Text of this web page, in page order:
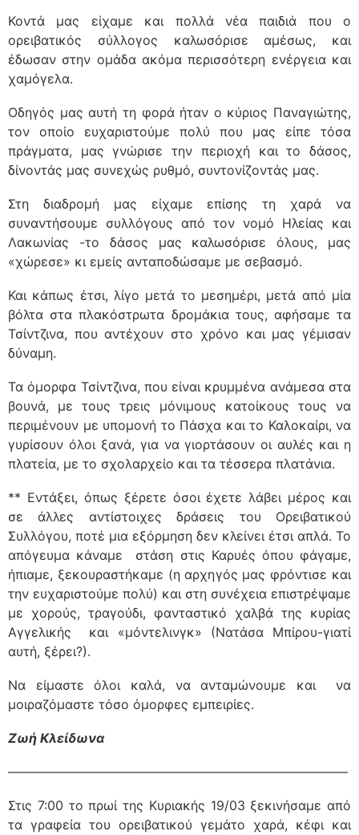
Κοντά μας είχαμε και πολλά νέα παιδιά που ο
ορειβατικός σύλλογος καλωσόρισε αμέσως, και
έδωσαν στην ομάδα ακόμα περισσότερη ενέργεια και
χαμόγελα.
Οδηγός μας αυτή τη φορά ήταν ο κύριος Παναγιώτης,
τον οποίο ευχαριστούμε πολύ που μας είπε τόσα
πράγματα, μας γνώρισε την περιοχή και το δάσος,
δίνοντάς μας συνεχώς ρυθμό, συντονίζοντάς μας.
Στη διαδρομή μας είχαμε επίσης τη χαρά να
συναντήσουμε συλλόγους από τον νομό Ηλείας και
Λακωνίας -το δάσος μας καλωσόρισε όλους, μας
«χώρεσε» κι εμείς ανταποδώσαμε με σεβασμό.
Και κάπως έτσι, λίγο μετά το μεσημέρι, μετά από μία
βόλτα στα πλακόστρωτα δρομάκια τους, αφήσαμε τα
Τσίντζινα, που αντέχουν στο χρόνο και μας γέμισαν
δύναμη.
Τα όμορφα Τσίντζινα, που είναι κρυμμένα ανάμεσα στα
βουνά, με τους τρεις μόνιμους κατοίκους τους να
περιμένουν με υπομονή το Πάσχα και το Καλοκαίρι, να
γυρίσουν όλοι ξανά, για να γιορτάσουν οι αυλές και η
πλατεία, με το σχολαρχείο και τα τέσσερα πλατάνια.
** Εντάξει, όπως ξέρετε όσοι έχετε λάβει μέρος και
σε άλλες αντίστοιχες δράσεις του Ορειβατικού
Συλλόγου, ποτέ μια εξόρμηση δεν κλείνει έτσι απλά. Το
απόγευμα κάναμε στάση στις Καρυές όπου φάγαμε,
ήπιαμε, ξεκουραστήκαμε (η αρχηγός μας φρόντισε και
την ευχαριστούμε πολύ) και στη συνέχεια επιστρέψαμε
με χορούς, τραγούδι, φανταστικό χαλβά της κυρίας
Αγγελικής και «μόντελινγκ» (Νατάσα Μπίρου-γιατί
αυτή, ξέρει?).
Να είμαστε όλοι καλά, να ανταμώνουμε και να
μοιραζόμαστε τόσο όμορφες εμπειρίες.
Ζωή Κλείδωνα
——————————————————————————–
Στις 7:00 το πρωί της Κυριακής 19/03 ξεκινήσαμε από
τα γραφεία του ορειβατικού γεμάτο χαρά, κέφι και